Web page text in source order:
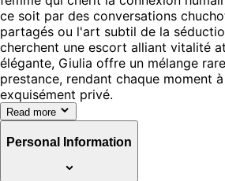
ce soit par des conversations
partagés ou l'art subtil de la
cherchent une escort alliant vitalité
élégante, Giulia offre un mélange
prestance, rendant chaque moment
exquisément privé.
Read more
Personal Information